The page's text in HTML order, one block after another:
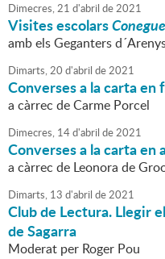
Dimecres,21 d'abril de2021
Visites escolars
amb els Geganters
Dimarts,20 d'abril de2021
Converses a la carta en
a càrrec de Carme Porcel
Dimecres, 14d'abril de2021
Converses a la carta en
a càrrec de Leonora de
Dimarts, 13 d'abril de2021
Club de Lectura. Llegir
de Sagarra
Moderat per Roger Pou